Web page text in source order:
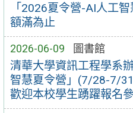
「2026夏令營-AI人工
額滿為⽌
2026-06-09 圖書館
清華大學資訊工程學系
智慧夏令營」(7/28-7/
歡迎本校學生踴躍報名